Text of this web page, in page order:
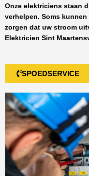
Onze elektriciens staan
verhelpen. Soms
zorgen dat uw stroom
Elektricien Sint
SPOEDSERVICE